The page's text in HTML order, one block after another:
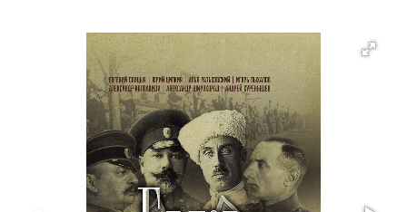
Публицистика
непознанное
Философия